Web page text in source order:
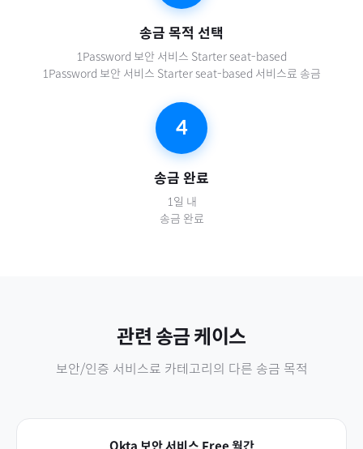
송금 목적 선택
1Password 보안 서비스 Starter seat-based
1Password 보안 서비스 Starter seat-based 서비스료 송금
4
송금 완료
1일 내
송금 완료
관련 송금 케이스
보안/인증 서비스료 카테고리의 다른 송금 목적